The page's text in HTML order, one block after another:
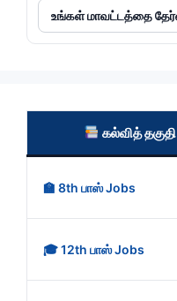
கல்வித் தகுதி
🏫 8th பாஸ் Jobs
🎓 12th பாஸ் Jobs